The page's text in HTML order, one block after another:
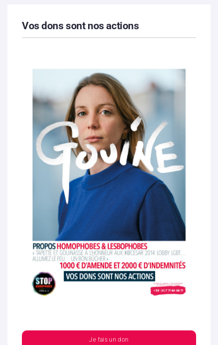
Vos dons sont nos actions
Je fais un don